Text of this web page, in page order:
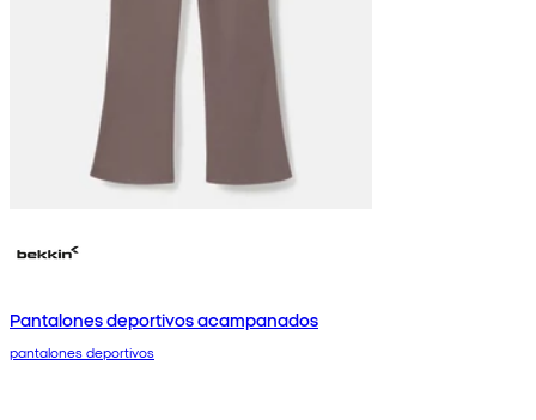
Pantalones deportivos acampanados
pantalones deportivos